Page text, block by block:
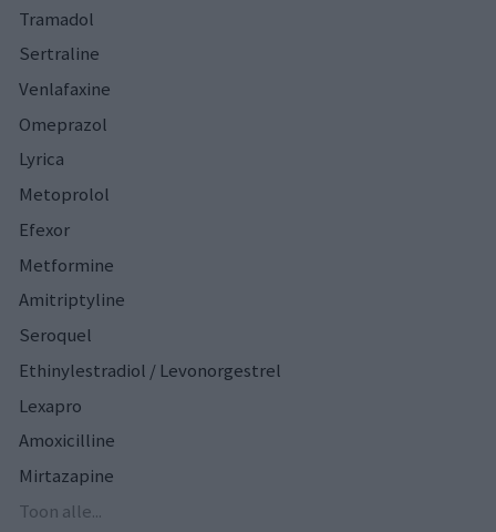
Tramadol
Sertraline
Venlafaxine
Omeprazol
Lyrica
Metoprolol
Efexor
Metformine
Amitriptyline
Seroquel
Ethinylestradiol / Levonorgestrel
Lexapro
Amoxicilline
Mirtazapine
Toon alle...